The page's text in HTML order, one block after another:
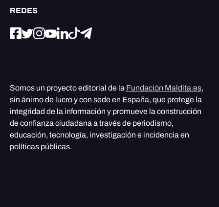
REDES
Somos un proyecto editorial de la Fundación Maldita.es,
sin ánimo de lucro y con sede en España, que protege la
integridad de la información y promueve la construcción
de confianza ciudadana a través de periodismo,
educación, tecnología, investigación e incidencia en
políticas públicas.